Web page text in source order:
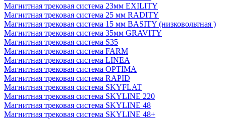
Магнитная трековая система 23мм EXILITY
Магнитная трековая система 25 мм RADITY
Магнитная трековая система 15 мм BASITY (низковольтная )
Магнитная трековая система 35мм GRAVITY
Магнитная трековая система S35
Магнитная трековая система FARM
Магнитная трековая система LINEA
Магнитная трековая система OPTIMA
Магнитная трековая система RAPID
Магнитная трековая система SKYFLAT
Магнитная трековая система SKYLINE 220
Магнитная трековая система SKYLINE 48
Магнитная трековая система SKYLINE 48+